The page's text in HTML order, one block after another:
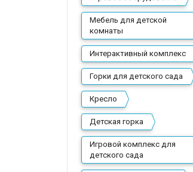
Мебель для детской
комнаты
Интерактивный комплекс
Горки для детского сада
Кресло
Детская горка
Игровой комплекс для
детского сада